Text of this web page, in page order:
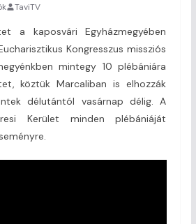
TaviTV
a kaposvári Egyházmegyében
Kongresszus missziós
mintegy 10 plébániára
köztük Marcaliban is elhozzák
délutántól vasárnap délig. A
Kerület minden plébániáját